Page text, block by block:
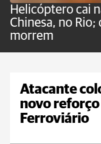
Helicóptero cai
Chinesa, no Rio;
morrem
Atacante
novo
Ferroviário